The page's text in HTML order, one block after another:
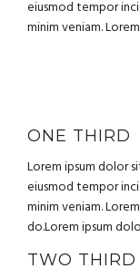
eiusmod tempor
minim veniam.
ONE THIRD
Lorem ipsum dolor
eiusmod tempor
minim veniam.
do.Lorem ipsum
TWO THIRD